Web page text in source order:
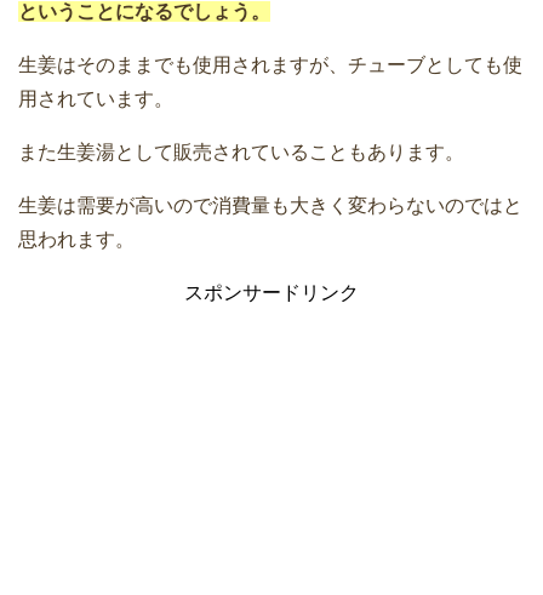
ということになるでしょう。
生姜はそのままでも使用されますが、チューブとしても使
用されています。
また生姜湯として販売されていることもあります。
生姜は需要が高いので消費量も大きく変わらないのではと
思われます。
スポンサードリンク